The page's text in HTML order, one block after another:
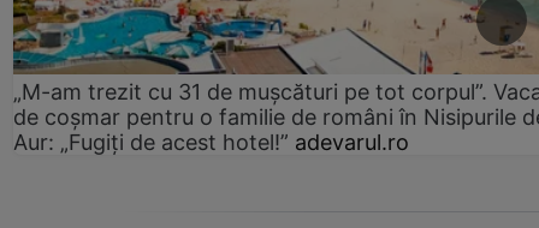
„M-am trezit cu 31 de mușcături pe tot corpul”.
de coșmar pentru o familie de români în Nisipurile
Aur: „Fugiți de acest hotel!” adevarul.ro